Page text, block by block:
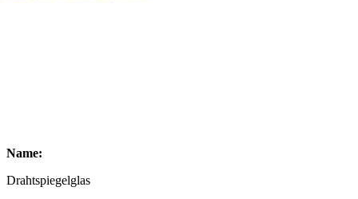
Name:
Drahtspiegelglas